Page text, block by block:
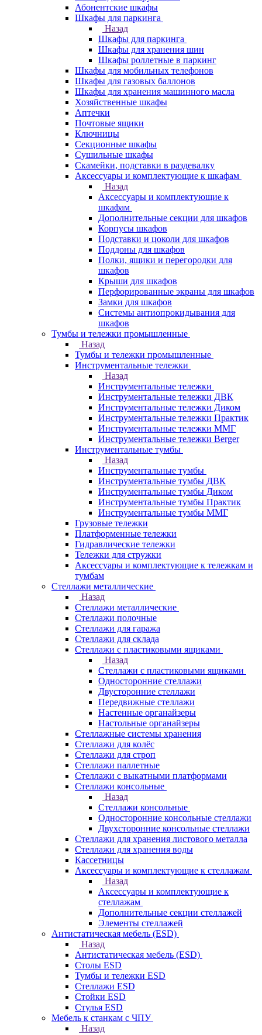
Абонентские шкафы
Шкафы для паркинга
Назад
Шкафы для паркинга
Шкафы для хранения шин
Шкафы роллетные в паркинг
Шкафы для мобильных телефонов
Шкафы для газовых баллонов
Шкафы для хранения машинного масла
Хозяйственные шкафы
Аптечки
Почтовые ящики
Ключницы
Секционные шкафы
Сушильные шкафы
Скамейки, подставки в раздевалку
Аксессуары и комплектующие к шкафам
Назад
Аксессуары и комплектующие к
шкафам
Дополнительные секции для шкафов
Корпусы шкафов
Подставки и цоколи для шкафов
Поддоны для шкафов
Полки, ящики и перегородки для
шкафов
Крыши для шкафов
Перфорированные экраны для шкафов
Замки для шкафов
Системы антиопрокидывания для
шкафов
Тумбы и тележки промышленные
Назад
Тумбы и тележки промышленные
Инструментальные тележки
Назад
Инструментальные тележки
Инструментальные тележки ДВК
Инструментальные тележки Диком
Инструментальные тележки Практик
Инструментальные тележки ММГ
Инструментальные тележки Berger
Инструментальные тумбы
Назад
Инструментальные тумбы
Инструментальные тумбы ДВК
Инструментальные тумбы Диком
Инструментальные тумбы Практик
Инструментальные тумбы ММГ
Грузовые тележки
Платформенные тележки
Гидравлические тележки
Тележки для стружки
Аксесcуары и комплектующие к тележкам и
тумбам
Стеллажи металлические
Назад
Стеллажи металлические
Стеллажи полочные
Стеллажи для гаража
Стеллажи для склада
Стеллажи с пластиковыми ящиками
Назад
Стеллажи с пластиковыми ящиками
Односторонние стеллажи
Двусторонние стеллажи
Передвижные стеллажи
Настенные органайзеры
Настольные органайзеры
Стеллажные системы хранения
Стеллажи для колёс
Стеллажи для строп
Стеллажи паллетные
Стеллажи с выкатными платформами
Стеллажи консольные
Назад
Стеллажи консольные
Односторонние консольные стеллажи
Двухсторонние консольные стеллажи
Стеллажи для хранения листового металла
Стеллажи для хранения воды
Кассетницы
Аксесcуары и комплектующие к стеллажам
Назад
Аксесcуары и комплектующие к
стеллажам
Дополнительные секции стеллажей
Элементы стеллажей
Антистатическая мебель (ESD)
Назад
Антистатическая мебель (ESD)
Столы ESD
Тумбы и тележки ESD
Стеллажи ESD
Стойки ESD
Стулья ESD
Мебель к станкам с ЧПУ
Назад